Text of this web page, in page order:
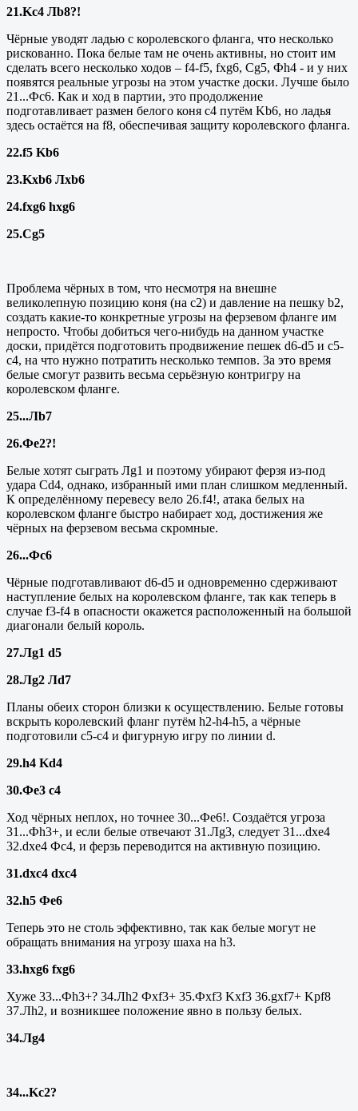
21.Kc4 Лb8?!
Чёрные уводят ладью с королевского фланга, что несколько
рискованно. Пока белые там не очень активны, но стоит им
сделать всего несколько ходов – f4-f5, fxg6, Cg5, Фh4 - и у них
появятся реальные угрозы на этом участке доски. Лучше было
21...Фс6. Как и ход в партии, это продолжение
подготавливает размен белого коня с4 путём Kb6, но ладья
здесь остаётся на f8, обеспечивая защиту королевского фланга.
22.f5 Kb6
23.Kxb6 Лxb6
24.fxg6 hxg6
25.Cg5
Проблема чёрных в том, что несмотря на внешне
великолепную позицию коня (на с2) и давление на пешку b2,
создать какие-то конкретные угрозы на ферзевом фланге им
непросто. Чтобы добиться чего-нибудь на данном участке
доски, придётся подготовить продвижение пешек d6-d5 и с5-
с4, на что нужно потратить несколько темпов. За это время
белые смогут развить весьма серьёзную контригру на
королевском фланге.
25...Лb7
26.Фе2?!
Белые хотят сыграть Лg1 и поэтому убирают ферзя из-под
удара Сd4, однако, избранный ими план слишком медленный.
К определённому перевесу вело 26.f4!, атака белых на
королевском фланге быстро набирает ход, достижения же
чёрных на ферзевом весьма скромные.
26...Фс6
Чёрные подготавливают d6-d5 и одновременно сдерживают
наступление белых на королевском фланге, так как теперь в
случае f3-f4 в опасности окажется расположенный на большой
диагонали белый король.
27.Лg1 d5
28.Лg2 Лd7
Планы обеих сторон близки к осуществлению. Белые готовы
вскрыть королевский фланг путём h2-h4-h5, а чёрные
подготовили с5-с4 и фигурную игру по линии d.
29.h4 Kd4
30.Фе3 с4
Ход чёрных неплох, но точнее 30...Фе6!. Создаётся угроза
31...Фh3+, и если белые отвечают 31.Лg3, следует 31...dxe4
32.dxe4 Фс4, и ферзь переводится на активную позицию.
31.dxc4 dxc4
32.h5 Фе6
Теперь это не столь эффективно, так как белые могут не
обращать внимания на угрозу шаха на h3.
33.hxg6 fxg6
Хуже 33...Фh3+? 34.Лh2 Фxf3+ 35.Фxf3 Kxf3 36.gxf7+ Kpf8
37.Лh2, и возникшее положение явно в пользу белых.
34.Лg4
34...Kc2?